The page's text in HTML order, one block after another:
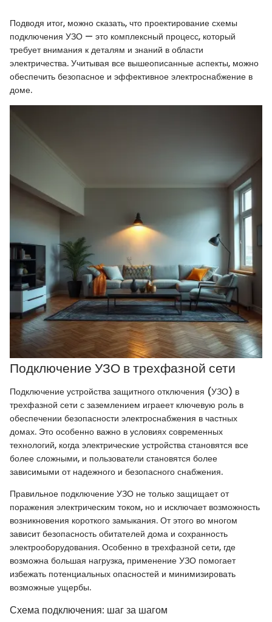
Подводя итог, можно сказать, что проектирование схемы
подключения УЗО — это комплексный процесс, который
требует внимания к деталям и знаний в области
электричества. Учитывая все вышеописанные аспекты, можно
обеспечить безопасное и эффективное электроснабжение в
доме.
Подключение УЗО в трехфазной сети
Подключение устройства защитного отключения (УЗО) в
трехфазной сети с заземлением играеет ключевую роль в
обеспечении безопасности электроснабжения в частных
домах. Это особенно важно в условиях современных
технологий, когда электрические устройства становятся все
более сложными, и пользователи становятся более
зависимыми от надежного и безопасного снабжения.
Правильное подключение УЗО не только защищает от
поражения электрическим током, но и исключает возможность
возникновения короткого замыкания. От этого во многом
зависит безопасность обитателей дома и сохранность
электрооборудования. Особенно в трехфазной сети, где
возможна большая нагрузка, применение УЗО помогает
избежать потенциальных опасностей и минимизировать
возможные ущербы.
Схема подключения: шаг за шагом